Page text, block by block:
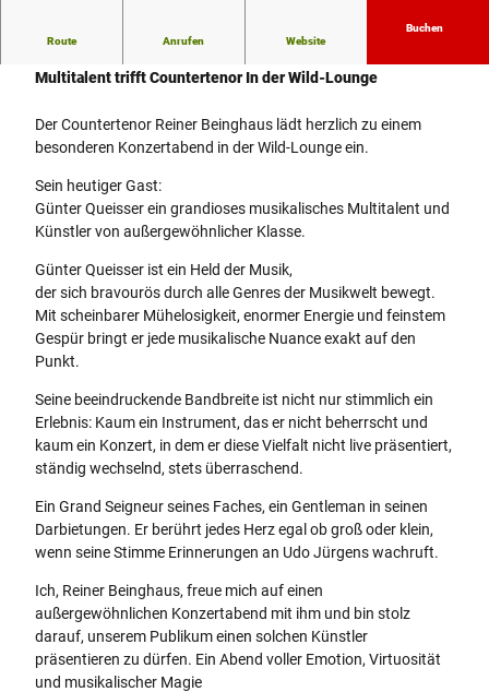
Route Anrufen Website
Buchen
Günter Queisser & Reiner Beinghaus
Multitalent trifft Countertenor In der Wild-Lounge
Der Countertenor Reiner Beinghaus lädt herzlich zu einem
besonderen Konzertabend in der Wild-Lounge ein.
Sein heutiger Gast:
Günter Queisser ein grandioses musikalisches Multitalent und
Künstler von außergewöhnlicher Klasse.
Günter Queisser ist ein Held der Musik,
der sich bravourös durch alle Genres der Musikwelt bewegt.
Mit scheinbarer Mühelosigkeit, enormer Energie und feinstem
Gespür bringt er jede musikalische Nuance exakt auf den
Punkt.
Seine beeindruckende Bandbreite ist nicht nur stimmlich ein
Erlebnis: Kaum ein Instrument, das er nicht beherrscht und
kaum ein Konzert, in dem er diese Vielfalt nicht live präsentiert,
ständig wechselnd, stets überraschend.
Ein Grand Seigneur seines Faches, ein Gentleman in seinen
Darbietungen. Er berührt jedes Herz egal ob groß oder klein,
wenn seine Stimme Erinnerungen an Udo Jürgens wachruft.
Ich, Reiner Beinghaus, freue mich auf einen
außergewöhnlichen Konzertabend mit ihm und bin stolz
darauf, unserem Publikum einen solchen Künstler
präsentieren zu dürfen. Ein Abend voller Emotion, Virtuosität
und musikalischer Magie